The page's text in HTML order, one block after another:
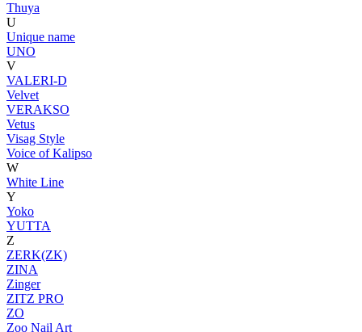
Thuya
U
Unique name
UNO
V
VALERI-D
Velvet
VERAKSO
Vetus
Visag Style
Voice of Kalipso
W
White Line
Y
Yoko
YUTTA
Z
ZERK(ZK)
ZINA
Zinger
ZITZ PRO
ZO
Zoo Nail Art